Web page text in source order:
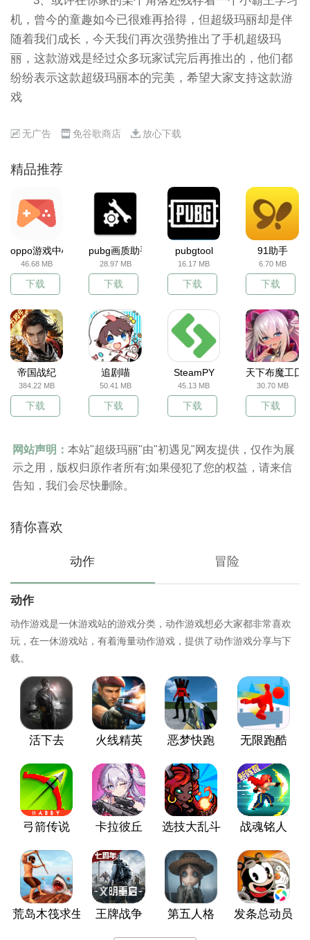
机，曾今的童趣如今已很难再拾得，但超级玛丽却是伴
随着我们成长，今天我们再次强势推出了手机超级玛
丽，这款游戏是经过众多玩家试完后再推出的，他们都
纷纷表示这款超级玛丽本的完美，希望大家支持这款游
戏
无广告 免谷歌商店 放心下载
精品推荐
oppo游戏中心
46.68 MB
下载
pubg画质助手
28.97 MB
下载
pubgtool
16.17 MB
下载
91助手
6.70 MB
下载
帝国战纪
384.22 MB
下载
追剧喵
50.41 MB
下载
SteamPY
45.13 MB
下载
天下布魔工囗
30.70 MB
下载
网站声明： 本站"超级玛丽"由"初遇见"网友提供，仅作为展
示之用，版权归原作者所有;如果侵犯了您的权益，请来信
告知，我们会尽快删除。
猜你喜欢
动作 冒险
动作
动作游戏是一休游戏站的游戏分类，动作游戏想必大家都非常喜欢
玩，在一休游戏站，有着海量动作游戏，提供了动作游戏分享与下
载。
活下去 火线精英 恶梦快跑 无限跑酷
弓箭传说 卡拉彼丘 选技大乱斗 战魂铭人
荒岛木筏求生 王牌战争 第五人格 发条总动员